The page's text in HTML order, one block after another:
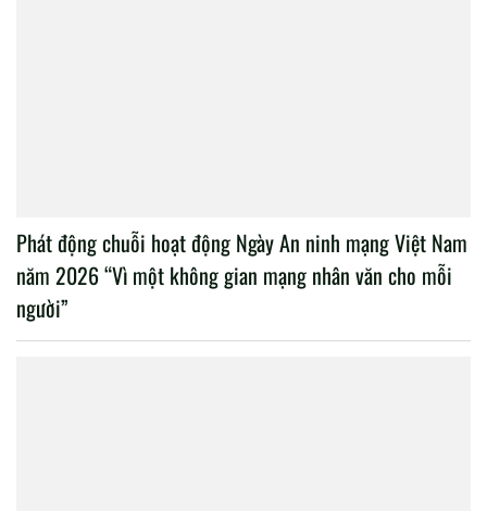
Phát động chuỗi hoạt động Ngày An ninh mạng Việt Nam
năm 2026 “Vì một không gian mạng nhân văn cho mỗi
người”